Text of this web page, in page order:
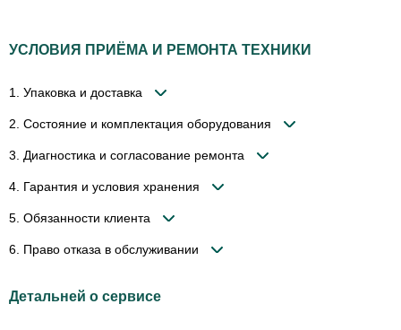
УСЛОВИЯ ПРИЁМА И РЕМОНТА ТЕХНИКИ
1. Упаковка и доставка
2. Состояние и комплектация оборудования
3. Диагностика и согласование ремонта
4. Гарантия и условия хранения
5. Обязанности клиента
6. Право отказа в обслуживании
Детальней о сервисе